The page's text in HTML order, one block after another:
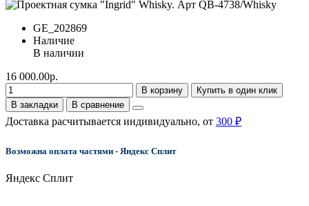
GE_202869
Наличие
В наличии
16 000.00р.
В корзину
Купить в один клик
В закладки
В сравнение
Доставка расчитывается индивидуально, от 300 ₽
Возможна оплата частями - Яндекс Сплит
Яндекс Сплит